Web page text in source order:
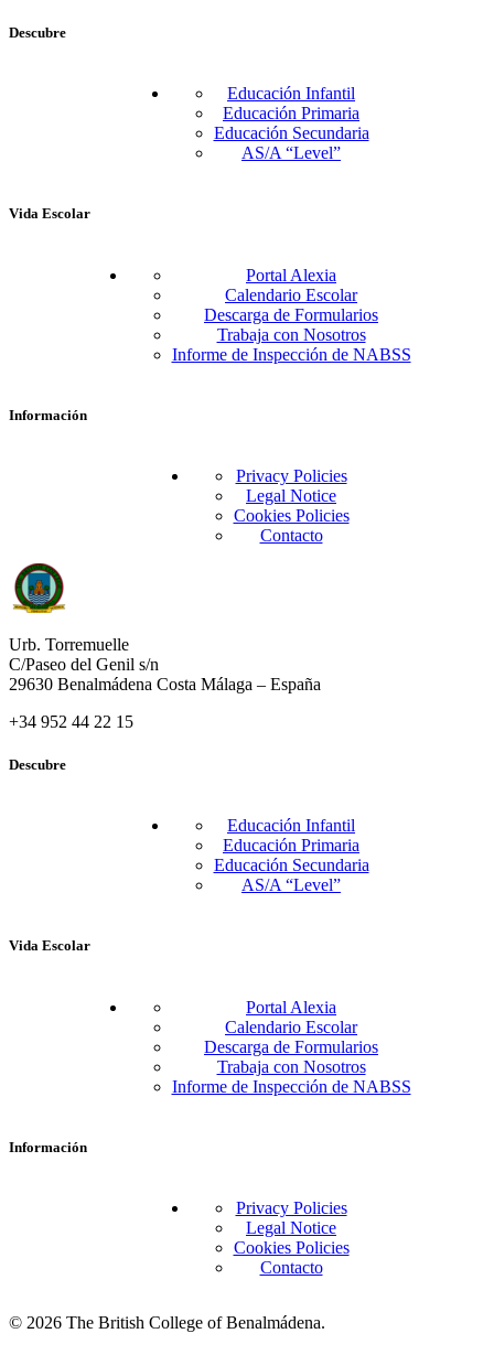
Descubre
Educación Infantil
Educación Primaria
Educación Secundaria
AS/A “Level”
Vida Escolar
Portal Alexia
Calendario Escolar
Descarga de Formularios
Trabaja con Nosotros
Informe de Inspección de NABSS
Información
Privacy Policies
Legal Notice
Cookies Policies
Contacto
Urb. Torremuelle
C/Paseo del Genil s/n
29630 Benalmádena Costa Málaga – España
+34 952 44 22 15
Descubre
Educación Infantil
Educación Primaria
Educación Secundaria
AS/A “Level”
Vida Escolar
Portal Alexia
Calendario Escolar
Descarga de Formularios
Trabaja con Nosotros
Informe de Inspección de NABSS
Información
Privacy Policies
Legal Notice
Cookies Policies
Contacto
© 2026 The British College of Benalmádena.